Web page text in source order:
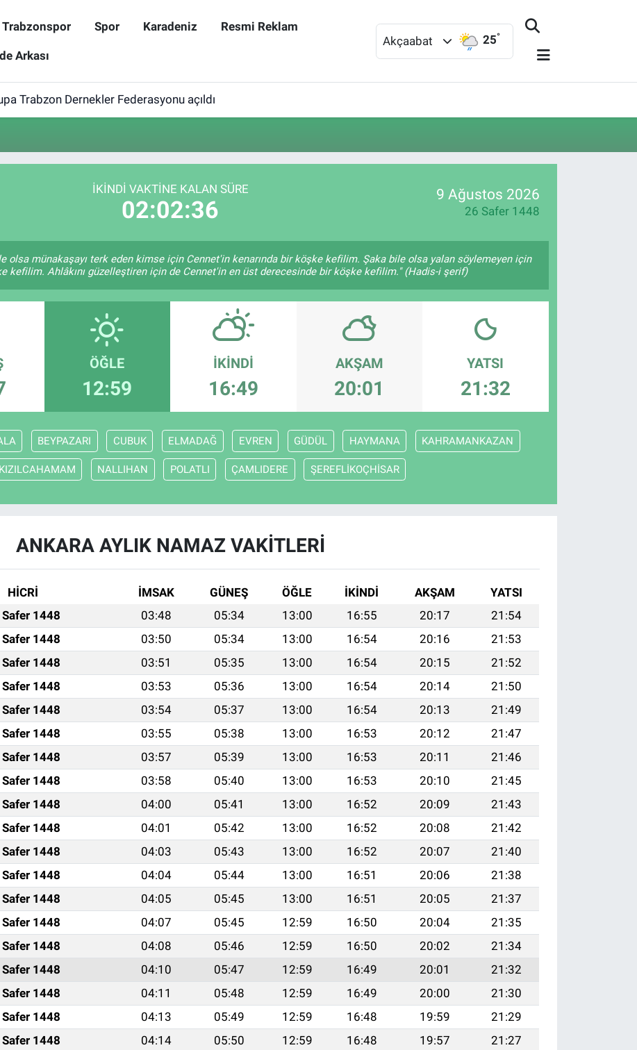
Trabzonspor Spor Karadeniz Resmi Reklam
Arkası
Akçaabat 25°
Trabzon Dernekler Federasyonu açıldı
İKINDI VAKTINE KALAN SÜRE
02:02:36
9 Ağustos 2026
26 Safer 1448
olsa münakaşayı terk eden kimse için Cennet'in kenarında bir köşke kefilim. Şaka bile olsa yalan söylemeyen için
kefilim. Ahlâkını güzelleştiren için de Cennet'in en üst derecesinde bir köşke kefilim." (Hadis-i şerif)
ÖĞLE
12:59
İKINDI
16:49
AKŞAM
20:01
YATSI
21:32
BEYPAZARI CUBUK ELMADAĞ EVREN GÜDÜL HAYMANA KAHRAMANKAZAN
KIZILCAHAMAM NALLIHAN POLATLI ÇAMLIDERE ŞEREFLİKOÇHİSAR
ANKARA AYLIK NAMAZ VAKITLERI
HİCRİ İMSAK GÜNEŞ ÖĞLE İKINDI AKŞAM
YATSI
1448 03:48 05:34 13:00 16:55 20:17
21:54
1448 03:50 05:34 13:00 16:54 20:16
21:53
1448 03:51 05:35 13:00 16:54 20:15
21:52
1448 03:53 05:36 13:00 16:54 20:14
21:50
1448 03:54 05:37 13:00 16:54 20:13
21:49
1448 03:55 05:38 13:00 16:53 20:12
21:47
1448 03:57 05:39 13:00 16:53 20:11
21:46
1448 03:58 05:40 13:00 16:53 20:10
21:45
1448 04:00 05:41 13:00 16:52 20:09
21:43
1448 04:01 05:42 13:00 16:52 20:08
21:42
1448 04:03 05:43 13:00 16:52 20:07
21:40
1448 04:04 05:44 13:00 16:51 20:06
21:38
1448 04:05 05:45 13:00 16:51 20:05
21:37
1448 04:07 05:45 12:59 16:50 20:04
21:35
1448 04:08 05:46 12:59 16:50 20:02
21:34
1448 04:10 05:47 12:59 16:49 20:01
21:32
1448 04:11 05:48 12:59 16:49 20:00
21:30
1448 04:13 05:49 12:59 16:48 19:59
21:29
1448 04:14 05:50 12:59 16:48 19:57
21:27